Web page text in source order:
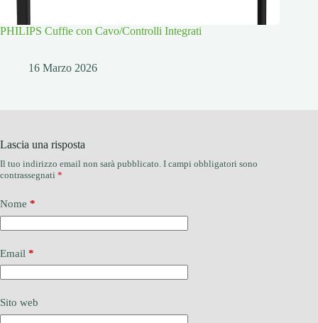
PHILIPS Cuffie con Cavo/Controlli Integrati
16 Marzo 2026
Lascia una risposta
Il tuo indirizzo email non sarà pubblicato. I campi obbligatori sono
contrassegnati *
Nome *
Email *
Sito web